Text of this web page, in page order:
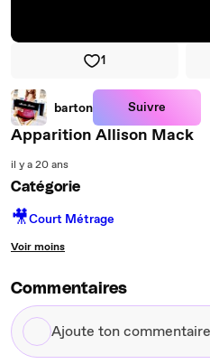
1
barton Suivre
Apparition Allison Mack
il y a 20 ans
Catégorie
🎥Court Métrage
Voir moins
Commentaires
Ajoute
ton